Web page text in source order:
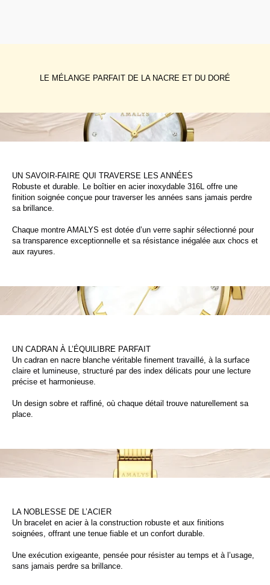
LE MÉLANGE PARFAIT DE LA NACRE ET DU DORÉ
UN SAVOIR-FAIRE QUI TRAVERSE LES ANNÉES
Robuste et durable. Le boîtier en acier inoxydable 316L offre une
finition soignée conçue pour traverser les années sans jamais perdre
sa brillance.
Chaque montre AMALYS est dotée d’un verre saphir sélectionné pour
sa transparence exceptionnelle et sa résistance inégalée aux chocs et
aux rayures.
UN CADRAN À L’ÉQUILIBRE PARFAIT
Un cadran en nacre blanche véritable finement travaillé, à la surface
claire et lumineuse, structuré par des index délicats pour une lecture
précise et harmonieuse.
Un design sobre et raffiné, où chaque détail trouve naturellement sa
place.
LA NOBLESSE DE L’ACIER
Un bracelet en acier à la construction robuste et aux finitions
soignées, offrant une tenue fiable et un confort durable.
Une exécution exigeante, pensée pour résister au temps et à l’usage,
sans jamais perdre sa brillance.